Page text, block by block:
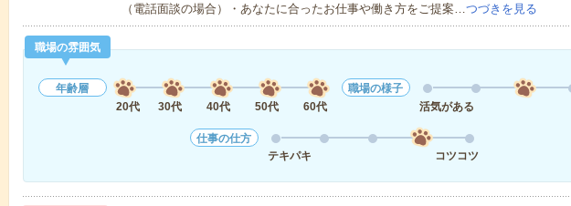
（電話面談の場合）・あなたに合ったお仕事や働き方をご提案…つづきを見る
職場の雰囲気
年齢層
20代
30代 40代 50代 60代
職場の様子
活気がある
仕事の仕方
テキパキ
コツコツ